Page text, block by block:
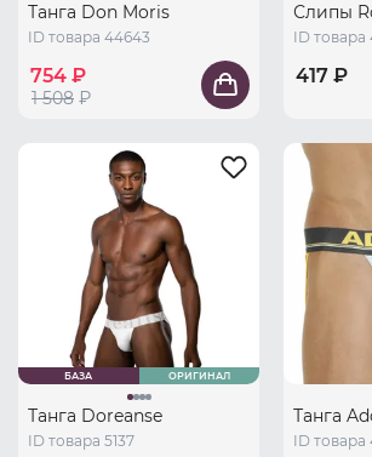
Танга Don Moris
ID товара 44643
754 ₽
1 508 ₽
Слипы
ID товара
417 ₽
БАЗА ОРИГИНАЛ
Танга Doreanse
ID товара 5137
Танга
ID товара